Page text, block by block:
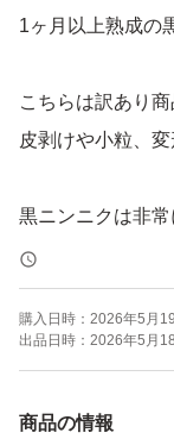
1ヶ月以上熟成の
こちらは訳あり
皮剥けや小粒、
黒ニンニクは非常
1日1〜2片を継続
様々な効果が期
また青森県産の
購入日時： 2026年5月
出品日時： 2026年5月
商品の情報